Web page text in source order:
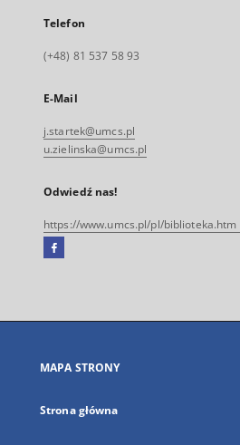
Telefon
(+48) 81 537 58 93
E-Mail
j.startek@umcs.pl
u.zielinska@umcs.pl
Odwiedź nas!
https://www.umcs.pl/pl/biblioteka.htm
Facebook
się
karcie
MAPA STRONY
Strona główna